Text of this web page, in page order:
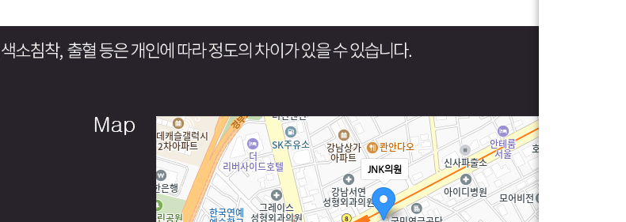
JNK의원